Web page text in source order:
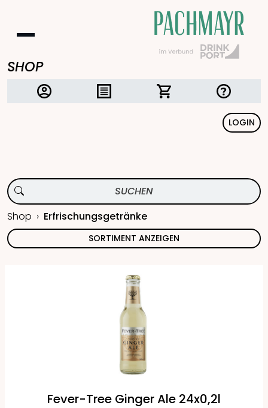
SHOP
LOGIN
Shop Erfrischungsgetränke
SORTIMENT ANZEIGEN
Fever-Tree Ginger Ale 24x0,2l